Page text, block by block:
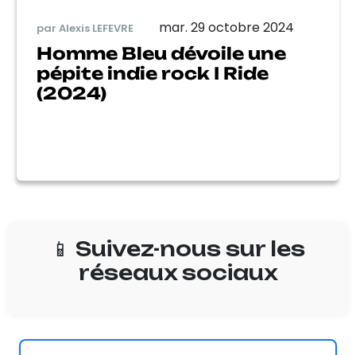
par Alexis LEFEVRE mar. 29 octobre 2024
Homme Bleu dévoile une
pépite indie rock I Ride
(2024)
📱 Suivez-nous sur les
réseaux sociaux